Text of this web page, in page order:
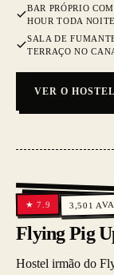
BAR PRÓPRIO
HOUR TODA NOITE
SALA DE
TERRAÇO NO
VER O HOSTEL
★7.9 3,501
Flying Pig
Hostel irmão do